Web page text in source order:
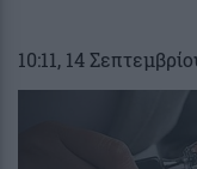
10:11, 14